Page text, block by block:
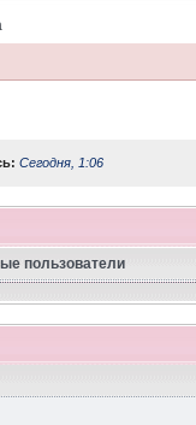
Сегодня, 1:06
пользователи